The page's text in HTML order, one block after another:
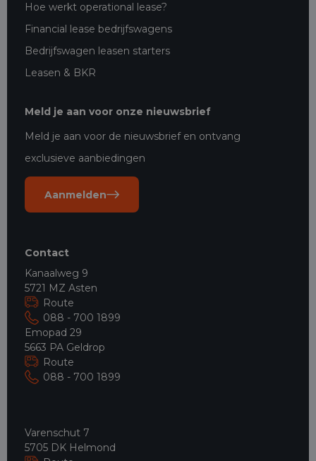
Hoe werkt operational lease?
Financial lease bedrijfswagens
Bedrijfswagen leasen starters
Leasen & BKR
Meld je aan voor onze nieuwsbrief
Meld je aan voor de nieuwsbrief en ontvang
exclusieve aanbiedingen
Aanmelden
Contact
Kanaalweg 9
5721 MZ Asten
Route
088 - 700 1899
Emopad 29
5663 PA Geldrop
Route
088 - 700 1899
Varenschut 7
5705 DK Helmond